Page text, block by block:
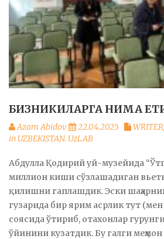
БИЗНИКИЛАРГА НИМА
Azam Abidov 22.04.2025
in UZBEKISTAN. UzLAB
Абдулла Қодирий уй-музейида
миллион киши сўзлашадиган
қилишни гаплашдик. Эски
гузарида бир ярим асрлик тут
соясида ўтириб, отахонлар
ўйинини кузатдик. Бу галги